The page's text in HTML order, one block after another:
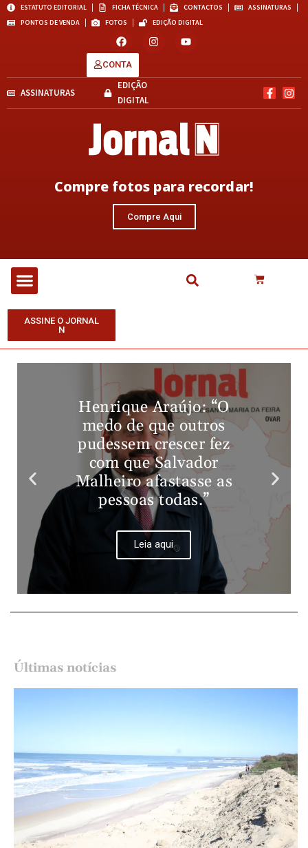
ESTATUTO EDITORIAL FICHA TÉCNICA CONTACTOS
ASSINATURAS
PONTOS DE VENDA
FOTOS EDIÇÃO DIGITAL
CONTA
ASSINATURAS
EDIÇÃO
DIGITAL
Compre fotos para recordar!
Compre Aqui
ASSINE O JORNAL
N
Henrique Araújo: “O
medo de que outros
pudessem crescer fez
com que Salvador
Malheiro afastasse as
pessoas todas.”
Leia aqui
Últimas notícias